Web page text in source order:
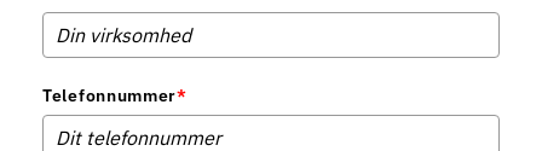
Telefonnummer*